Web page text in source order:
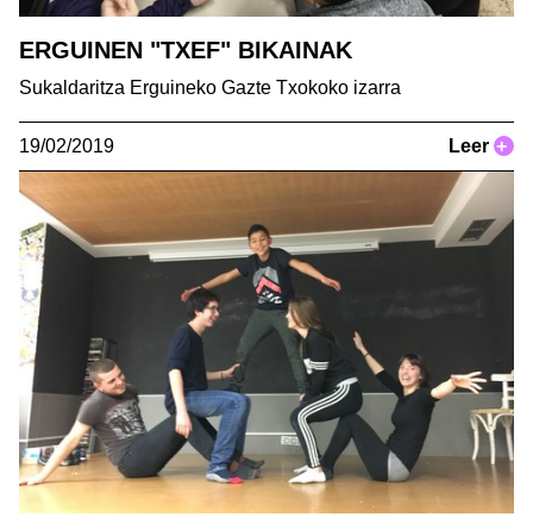
ERGUINEN "TXEF" BIKAINAK
Sukaldaritza Erguineko Gazte Txokoko izarra
19/02/2019 Leer +